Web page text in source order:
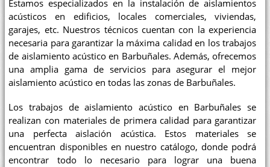
Estamos especializados en la instalación de aislamientos
acústicos en edificios, locales comerciales, viviendas,
garajes, etc. Nuestros técnicos cuentan con la experiencia
necesaria para garantizar la máxima calidad en los trabajos
de aislamiento acústico en Barbuñales. Además, ofrecemos
una amplia gama de servicios para asegurar el mejor
aislamiento acústico en todas las zonas de Barbuñales.
Los trabajos de aislamiento acústico en Barbuñales se
realizan con materiales de primera calidad para garantizar
una perfecta aislación acústica. Estos materiales se
encuentran disponibles en nuestro catálogo, donde podrá
encontrar todo lo necesario para lograr una buena